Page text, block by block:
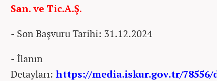
San. ve Tic.A.Ş.
- Son Başvuru Tarihi: 31.12.2024
- İlanın
Detayları: https://media.iskur.gov.tr/